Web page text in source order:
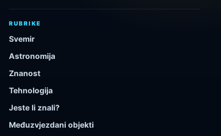
RUBRIKE
Svemir
Astronomija
Znanost
Tehnologija
Jeste li znali?
Međuzvjezdani objekti